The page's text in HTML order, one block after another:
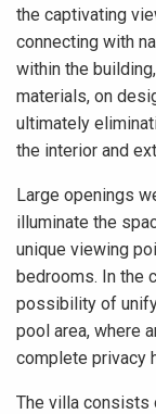
the captivating
connecting with
within the
materials, on
ultimately
the interior and
Large openings
illuminate the
unique viewing
bedrooms. In the
possibility of
pool area, where
complete privacy
The villa consists